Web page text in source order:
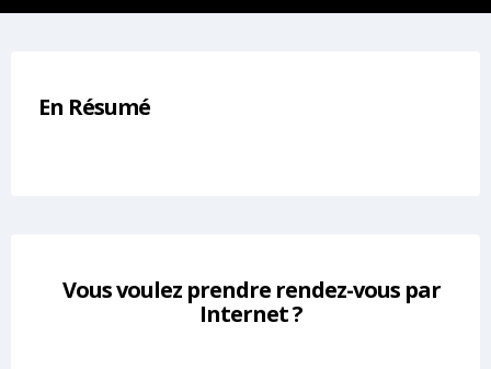
En Résumé
Vous voulez prendre rendez-vous par
Internet ?